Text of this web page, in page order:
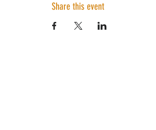
Share this event